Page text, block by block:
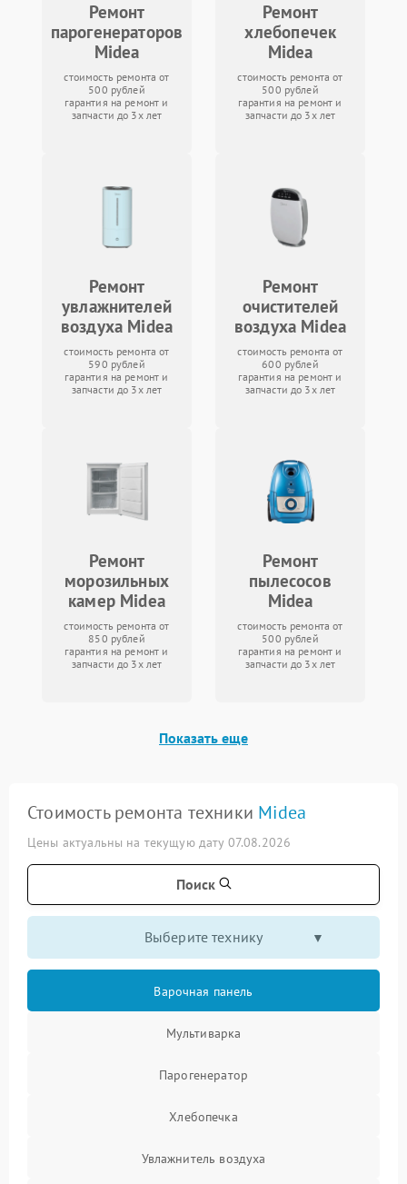
Ремонт
парогенераторов
Midea
стоимость ремонта от
500 рублей
гарантия на ремонт и
запчасти до 3х лет
Ремонт
хлебопечек
Midea
стоимость ремонта от
500 рублей
гарантия на ремонт и
запчасти до 3х лет
Ремонт
увлажнителей
воздуха Midea
стоимость ремонта от
590 рублей
гарантия на ремонт и
запчасти до 3х лет
Ремонт
очистителей
воздуха Midea
стоимость ремонта от
600 рублей
гарантия на ремонт и
запчасти до 3х лет
Ремонт
морозильных
камер Midea
стоимость ремонта от
850 рублей
гарантия на ремонт и
запчасти до 3х лет
Ремонт
пылесосов
Midea
стоимость ремонта от
500 рублей
гарантия на ремонт и
запчасти до 3х лет
Показать еще
Стоимость ремонта техники Midea
Цены актуальны на текущую дату 07.08.2026
Поиск
Выберите технику
Варочная панель
Мультиварка
Парогенератор
Хлебопечка
Увлажнитель воздуха